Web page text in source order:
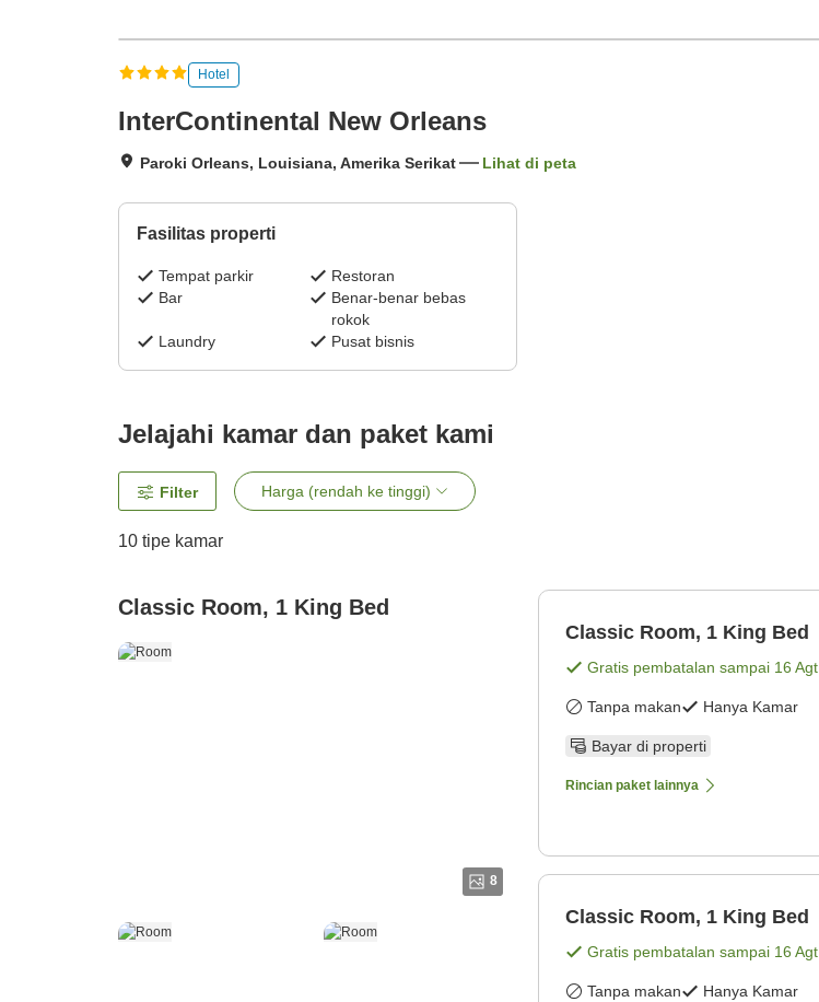
Hotel
InterContinental New Orleans
Paroki Orleans, Louisiana, Amerika Serikat Lihat di peta
Fasilitas properti
Tempat parkir
Restoran
Bar
Benar-benar bebas
rokok
Laundry
Pusat bisnis
Jelajahi kamar dan paket kami
Filter Harga (rendah ke tinggi)
10 tipe kamar
Classic Room, 1 King Bed
8
Classic Room, 1 King Bed
Gratis pembatalan sampai 16 Agt
Tanpa makan Hanya Kamar
Bayar di properti
Rincian paket lainnya
Classic Room, 1 King Bed
Gratis pembatalan sampai 16 Agt
Tanpa makan Hanya Kamar